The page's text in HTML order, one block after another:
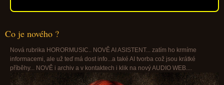
Co je nového ?
Nová rubrika HORORMUSIC.. NOVĚ AI ASISTENT... zatím ho krmíme
informacemi, ale už teď má dost info...a také AI tvorba což jsou krátké
příběhy... NOVĚ i archiv a v kontaktech i klik na nový AUDIO WEB....